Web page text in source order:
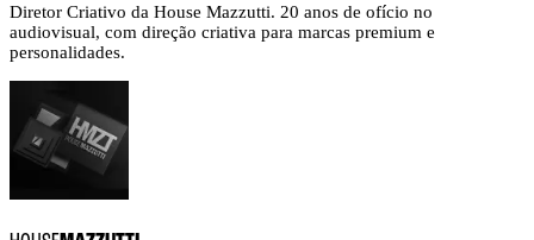
Diretor Criativo da House Mazzutti. 20 anos de ofício no
audiovisual, com direção criativa para marcas premium e
personalidades.